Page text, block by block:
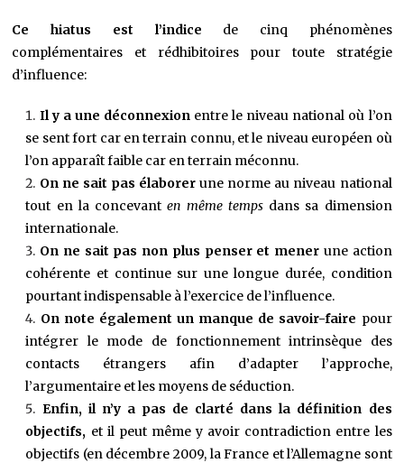
Ce hiatus est l’indice de cinq phénomènes
complémentaires et rédhibitoires pour toute stratégie
d’influence:
Il y a une déconnexion entre le niveau national où l’on
se sent fort car en terrain connu, et le niveau européen où
l’on apparaît faible car en terrain méconnu.
On ne sait pas élaborer une norme au niveau national
tout en la concevanten même tempsdans sa dimension
internationale.
On ne sait pas non plus penser et mener une action
cohérente et continue sur une longue durée, condition
pourtant indispensable à l’exercice de l’influence.
On note également un manque de savoir-faire pour
intégrer le mode de fonctionnement intrinsèque des
contacts étrangers afin d’adapter l’approche,
l’argumentaire et les moyens de séduction.
Enfin, il n’y a pas de clarté dans la définition des
objectifs, et il peut même y avoir contradiction entre les
objectifs (en décembre 2009, la France et l’Allemagne sont